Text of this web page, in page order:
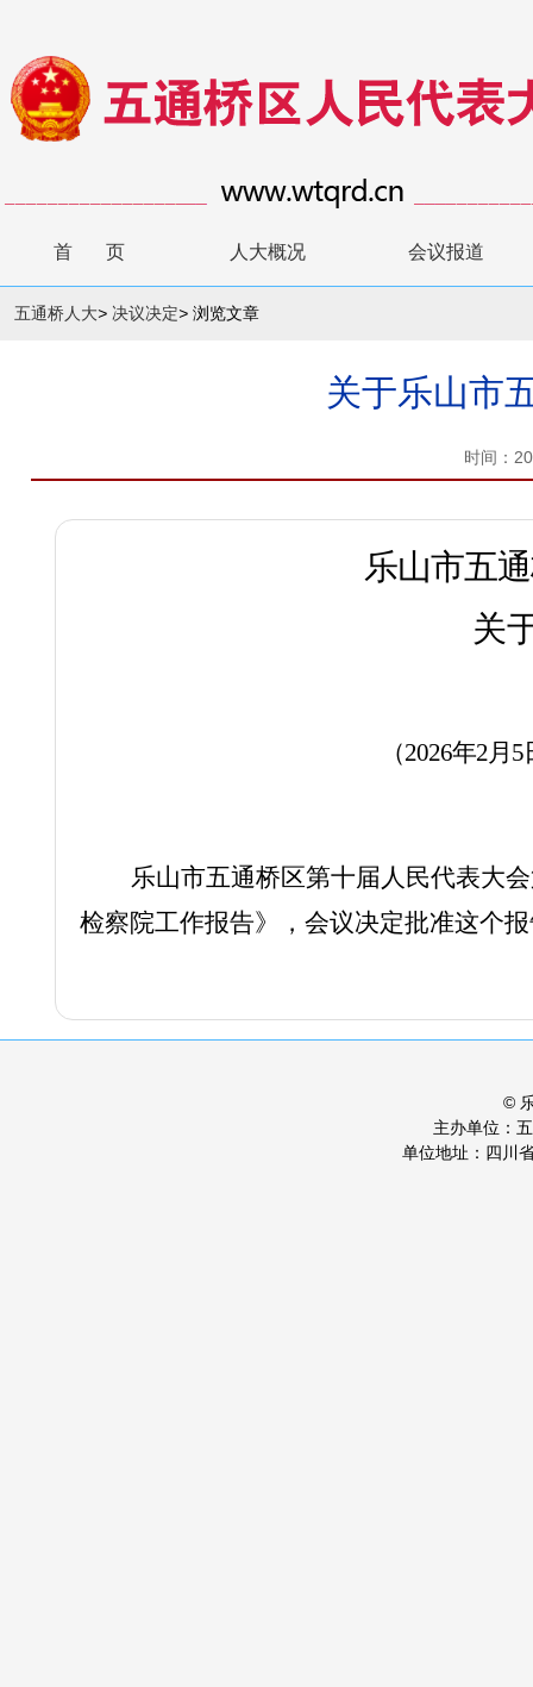
首 页 人大概况 会议报道
五通桥人大> 决议决定> 浏览文章
关于乐山市
时间：
乐山市五
关
（2026年2月
乐山市五通桥区第十届人民代表大
检察院工作报告》，会议决定批准这个
©
主办单位：
单位地址：四川